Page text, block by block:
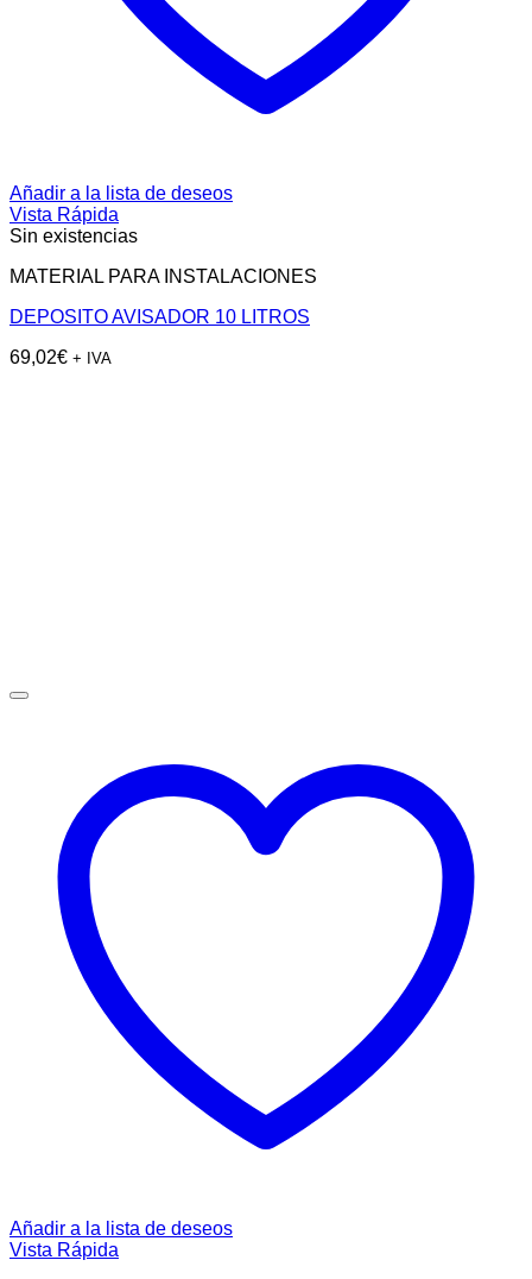
Añadir a la lista de deseos
Vista Rápida
Sin existencias
MATERIAL PARA INSTALACIONES
DEPOSITO AVISADOR 10 LITROS
69,02€ + IVA
Añadir a la lista de deseos
Vista Rápida